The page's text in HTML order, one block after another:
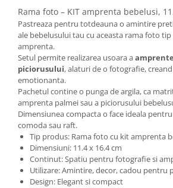
Accesorii inot si gonflabile
Jucarii de plaja
Genti de plaja
Piscine gonflabile
Prosoape si rogojini
Evantaie
HoReCa
Rama foto – KIT amprenta bebelusi,
Pastreaza pentru totdeauna o amintire
ale bebelusului tau cu aceasta rama foto
amprenta.
Setul permite realizarea usoara a
piciorusului, alaturi de o fotografie,
emotionanta.
Pachetul contine o punga de argila, ca
amprenta palmei sau a piciorusului
Dimensiunea compacta o face ideala
comoda sau raft.
Tip produs: Rama foto cu kit amprenta
Dimensiuni: 11.4 x 16.4 cm
Continut: Spatiu pentru fotografie si
Utilizare: Amintire, decor, cadou pentru
Design: Elegant si compact